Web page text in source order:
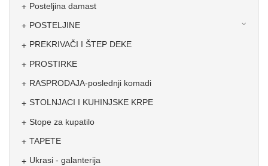
Posteljina damast
POSTELJINE
PREKRIVAČI I ŠTEP DEKE
PROSTIRKE
RASPRODAJA-poslednji komadi
STOLNJACI I KUHINJSKE KRPE
Stope za kupatilo
TAPETE
Ukrasi - galanterija